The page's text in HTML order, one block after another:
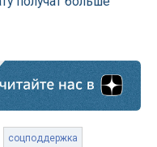
соцподдержка